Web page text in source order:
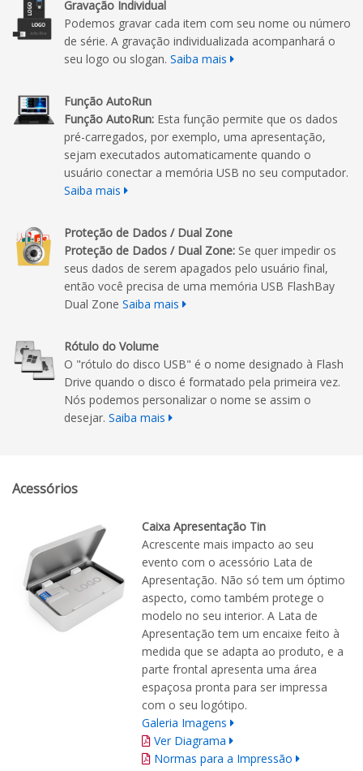
Gravação Individual
Podemos gravar cada item com seu nome ou número
de série. A gravação individualizada acompanhará o
seu logo ou slogan. Saiba mais
Função AutoRun
Função AutoRun: Esta função permite que os dados
pré-carregados, por exemplo, uma apresentação,
sejam executados automaticamente quando o
usuário conectar a memória USB no seu computador.
Saiba mais
Proteção de Dados / Dual Zone
Proteção de Dados / Dual Zone: Se quer impedir os
seus dados de serem apagados pelo usuário final,
então você precisa de uma memória USB FlashBay
Dual Zone Saiba mais
Rótulo do Volume
O "rótulo do disco USB" é o nome designado à Flash
Drive quando o disco é formatado pela primeira vez.
Nós podemos personalizar o nome se assim o
desejar. Saiba mais
Acessórios
Caixa Apresentação Tin
Acrescente mais impacto ao seu
evento com o acessório Lata de
Apresentação. Não só tem um óptimo
aspecto, como também protege o
modelo no seu interior. A Lata de
Apresentação tem um encaixe feito à
medida que se adapta ao produto, e a
parte frontal apresenta uma área
espaçosa pronta para ser impressa
com o seu logótipo.
Galeria Imagens
Ver Diagrama
Normas para a Impressão